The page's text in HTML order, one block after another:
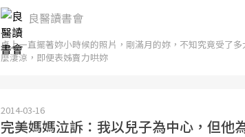
良醫讀書會
桌上一直擺著妳小時候的照片，剛滿月的妳，不知究竟受了
麼淒涼，即便表姊賣力哄妳
2014-03-16
完美媽媽泣訴：我以兒子為中心，但他